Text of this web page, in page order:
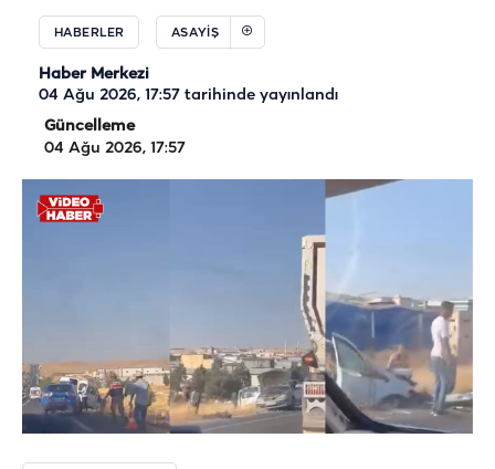
HABERLER ASAYIŞ
Haber Merkezi
04 Ağu 2026, 17:57 tarihinde yayınlandı
Güncelleme
04 Ağu 2026, 17:57